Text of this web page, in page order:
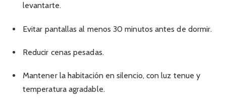
levantarte.
Evitar pantallas al menos 30 minutos antes de dormir.
Reducir cenas pesadas.
Mantener la habitación en silencio, con luz tenue y
temperatura agradable.